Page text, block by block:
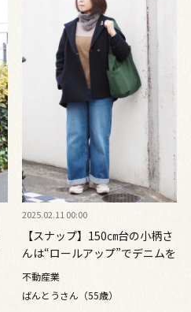
2025.02.11 00:00
【スナップ】150㎝台の小柄さ
んは“ロールアップ”でデニムを
着こなす
不動産業
ばんとうさん（55歳）